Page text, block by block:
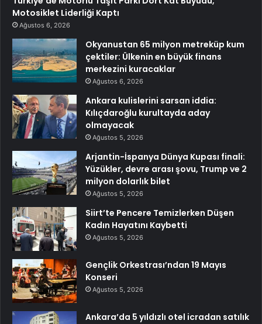
Motosiklet Liderliği Kaptı
Ağustos 6, 2026
Okyanustan 65 milyon metreküp kum
çektiler: Ülkenin en büyük finans
merkezini kuracaklar
Ağustos 6, 2026
Ankara kulislerini sarsan iddia:
Kılıçdaroğlu kurultayda aday
olmayacak
Ağustos 5, 2026
Arjantin-İspanya Dünya Kupası finali:
Yüzükler, devre arası şovu, Trump ve 2
milyon dolarlık bilet
Ağustos 5, 2026
Siirt’te Pencere Temizlerken Düşen
Kadın Hayatını Kaybetti
Ağustos 5, 2026
Gençlik Orkestrası’ndan 19 Mayıs
Konseri
Ağustos 5, 2026
Ankara’da 5 yıldızlı otel icradan satılık